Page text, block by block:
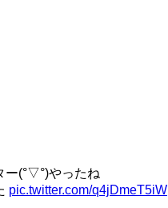
ー(°▽°)やったね
pic.twitter.com/q4jDmeT5iW